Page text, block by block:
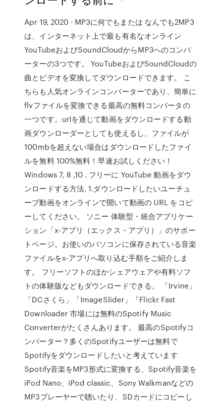
Apr 19, 2020 · MP3に何でもまたは なんでも2MP3
は、インターネット上で最も有名なオンライン
YouTubeおよびSoundCloudからMP3へのコンバ
ーターの3つです。 YouTubeおよびSoundCloudの
曲とビデオを変換してダウンロードできます。 こ
ちらも人気オンラインコンバーターであり、簡単に
flvファイルを変換できる最高の無料コンバータの
一つです。urlを通じて動画をダウンロードする動
画ダウンローダーとしても使えるし、ファイルが
100mbを超えない場合はダウンロードしたファイ
ルを無料 100%無料！早速お試しください！
Windows 7, 8 ,10 . フリーに YouTube 動画をダウ
ンロードする方法. 1.ダウンロードしたいユーチュ
ーブ動画をオンラインで開いて動画の URL をコピ
ーしてください。 ソニー 体験型・統合アプリケー
ション「x-アプリ（エックス・アプリ）」のサポー
トページ。お使いのパソコンに保存されている音楽
ファイルをx-アプリへ取り込む手順をご紹介しま
す。 フリーソフトのほかシェアウェアや有料ソフ
トの体験版などもダウンロードできる。 「Irvine」
「DCさくら」「ImageSlider」「Flickr Fast
Downloader 市場には無料のSpotify Music
Converterがたくさんあります。 最高のSpotifyコ
ンバーター？多くのSpotifyユーザーは無料で
Spotifyをダウンロードしたいと考えています
Spotify音楽をMP3形式に変換する、Spotify音楽を
iPod Nano、iPod classic、Sony Walkmanなどの
MP3プレーヤーで聴いたり、SDカードにコピーし